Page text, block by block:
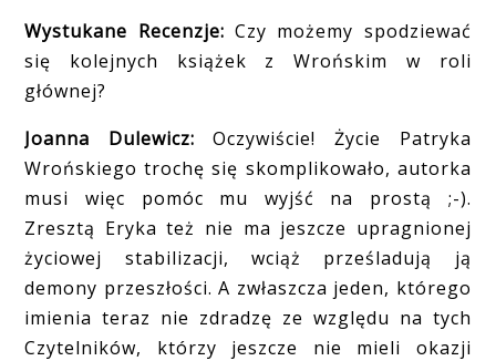
Wystukane Recenzje: Czy możemy spodziewać
się kolejnych książek z Wrońskim w roli
głównej?
Joanna Dulewicz: Oczywiście! Życie Patryka
Wrońskiego trochę się skomplikowało, autorka
musi więc pomóc mu wyjść na prostą ;-).
Zresztą Eryka też nie ma jeszcze upragnionej
życiowej stabilizacji, wciąż prześladują ją
demony przeszłości. A zwłaszcza jeden, którego
imienia teraz nie zdradzę ze względu na tych
Czytelników, którzy jeszcze nie mieli okazji